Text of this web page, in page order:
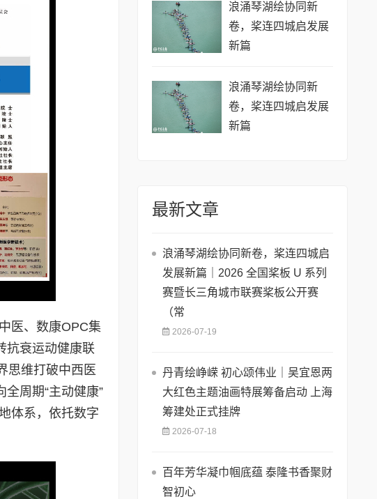
医、数康OPC集
抗衰运动健康联
思维打破中西医
周期“主动健康”
体系，依托数字
浪涌琴湖绘协同新
卷，桨连四城启发展
新篇
浪涌琴湖绘协同新
卷，桨连四城启发展
新篇
最新文章
浪涌琴湖绘协同新卷，桨连四城启
发展新篇｜2026 全国桨板 U 系列
赛暨长三角城市联赛桨板公开赛
（常
2026-07-19
丹青绘峥嵘 初心颂伟业｜吴宜恩两
大红色主题油画特展筹备启动 上海
筹建处正式挂牌
2026-07-18
百年芳华凝巾帼底蕴 泰隆书香聚财
智初心